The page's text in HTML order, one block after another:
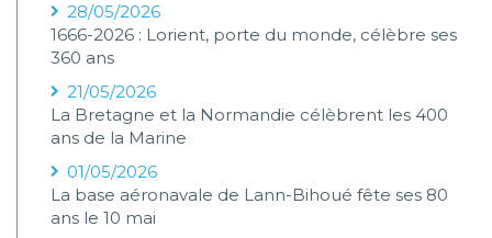
28/05/2026
1666-2026 : Lorient, porte du monde, célèbre ses
360 ans
21/05/2026
La Bretagne et la Normandie célèbrent les 400
ans de la Marine
01/05/2026
La base aéronavale de Lann-Bihoué fête ses 80
ans le 10 mai